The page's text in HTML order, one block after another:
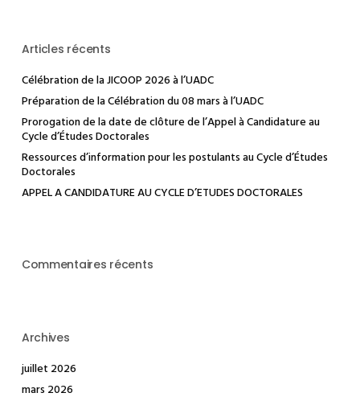
Articles récents
Célébration de la JICOOP 2026 à l’UADC
Préparation de la Célébration du 08 mars à l’UADC
Prorogation de la date de clôture de l’Appel à Candidature au
Cycle d’Études Doctorales
Ressources d’information pour les postulants au Cycle d’Études
Doctorales
APPEL A CANDIDATURE AU CYCLE D’ETUDES DOCTORALES
Commentaires récents
Archives
juillet 2026
mars 2026